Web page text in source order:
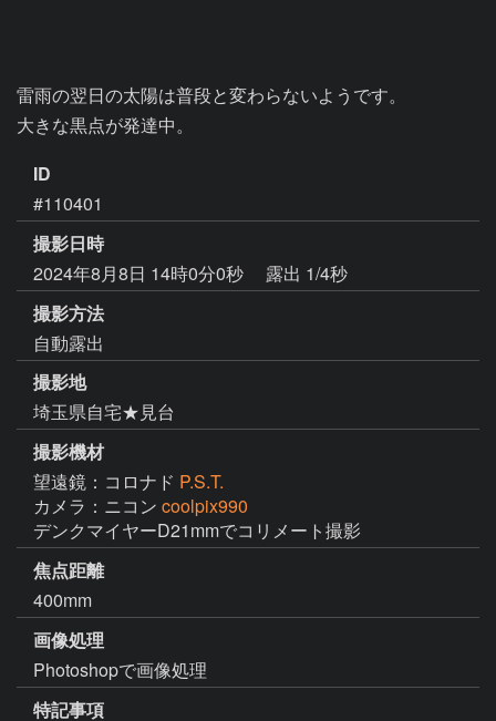
雷雨の翌日の太陽は普段と変わらないようです。
ID
#110401
撮影日時
2024年8月8日 14時0分0秒
露出 1/4秒
撮影方法
自動露出
撮影地
埼玉県自宅★見台
撮影機材
望遠鏡：コロナド P.S.T.
カメラ：ニコン coolpix990
デンクマイヤーD21mmでコリメート撮影
焦点距離
400mm
画像処理
Photoshopで画像処理
特記事項